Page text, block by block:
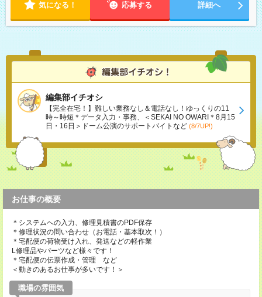
気になる！ 応募する 詳細へ
編集部イチオシ
【完全在宅！】難しい業務なし＆電話なし！ゆっくりの11
時～時短＊データ入力・事務、＜SEKAI NO OWARI＊8月15
日・16日＞ドーム公演のサポートバイトなど (8/7UP!)
お仕事の概要
＊システムへの入力、修理見積書のPDF保存
＊修理状況の問い合わせ（お電話・基本取次！）
＊宅配便の荷物受け入れ、発送などの軽作業
L修理品やパーツなど様々です！
＊宅配便の伝票作成・管理 など
＜動きのあるお仕事が多いです！＞
職場の雰囲気